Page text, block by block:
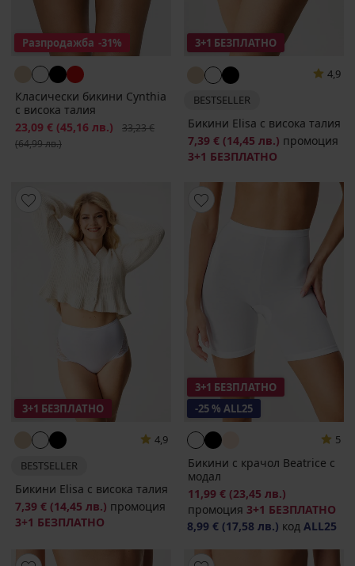
Разпродажба -31%
Класически бикини Cynthia
с висока талия
Намаление
23,09 € (45,16 лв.) Първоначална цена
33,23 €
(64,99 лв.)
3+1 БЕЗПЛАТНО
4,9
BESTSELLER
Бикини Elisa с висока талия
7,39 € (14,45 лв.) промоция
3+1 БЕЗПЛАТНО
3+1 БЕЗПЛАТНО
4,9
BESTSELLER
Бикини Elisa с висока талия
7,39 € (14,45 лв.) промоция
3+1 БЕЗПЛАТНО
3+1 БЕЗПЛАТНО
-25 % ALL25
5
Бикини с крачол Beatrice с
модал
11,99 € (23,45 лв.)
промоция 3+1 БЕЗПЛАТНО
8,99 € (17,58 лв.) код ALL25